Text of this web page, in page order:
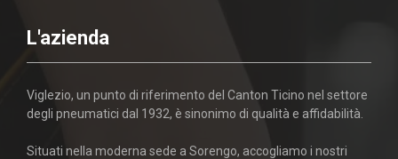
L'azienda
Viglezio, un punto di riferimento del Canton Ticino nel settore
degli pneumatici dal 1932, è sinonimo di qualità e affidabilità.
Situati nella moderna sede a Sorengo, accogliamo i nostri